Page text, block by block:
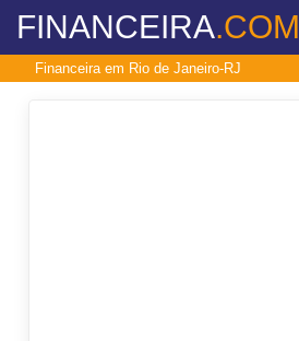
FINANCEIRA.COM
Financeira em Rio de Janeiro-RJ